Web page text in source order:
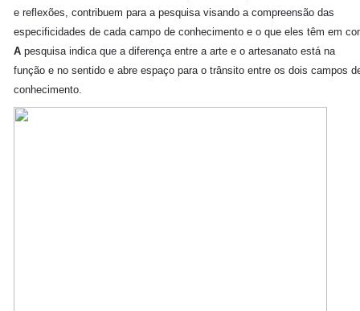
e reflexões, contribuem para a pesquisa visando a compreensão das
especificidades de cada campo de conhecimento e o que eles têm em
A pesquisa indica que a diferença entre a arte e o artesanato está na
função e no sentido e abre espaço para o trânsito entre os dois campos
conhecimento.